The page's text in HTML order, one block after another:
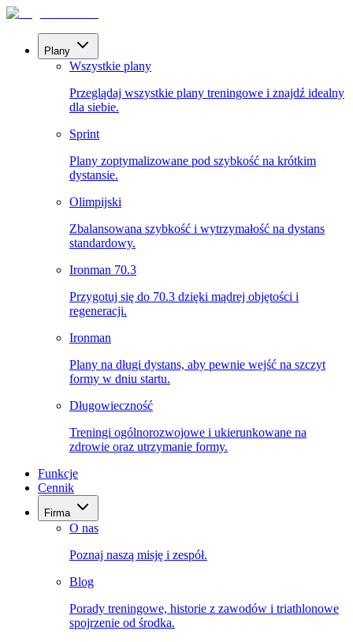
Plany
Wszystkie plany
Przeglądaj wszystkie plany treningowe i znajdź idealny
dla siebie.
Sprint
Plany zoptymalizowane pod szybkość na krótkim
dystansie.
Olimpijski
Zbalansowana szybkość i wytrzymałość na dystans
standardowy.
Ironman 70.3
Przygotuj się do 70.3 dzięki mądrej objętości i
regeneracji.
Ironman
Plany na długi dystans, aby pewnie wejść na szczyt
formy w dniu startu.
Długowieczność
Treningi ogólnorozwojowe i ukierunkowane na
zdrowie oraz utrzymanie formy.
Funkcje
Cennik
Firma
O nas
Poznaj naszą misję i zespół.
Blog
Porady treningowe, historie z zawodów i triathlonowe
spojrzenie od środka.